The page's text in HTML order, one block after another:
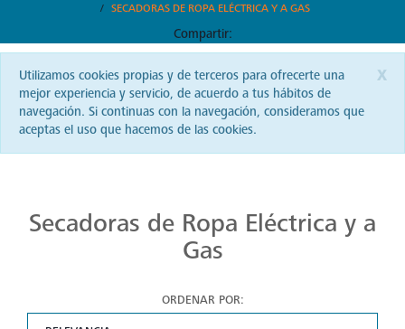
SECADORAS DE ROPA ELÉCTRICA Y A GAS
Compartir:
x
Utilizamos cookies propias y de terceros para ofrecerte una
mejor experiencia y servicio, de acuerdo a tus hábitos de
navegación. Si continuas con la navegación, consideramos que
aceptas el uso que hacemos de las cookies.
Secadoras de Ropa Eléctrica y a
Gas
ORDENAR POR: